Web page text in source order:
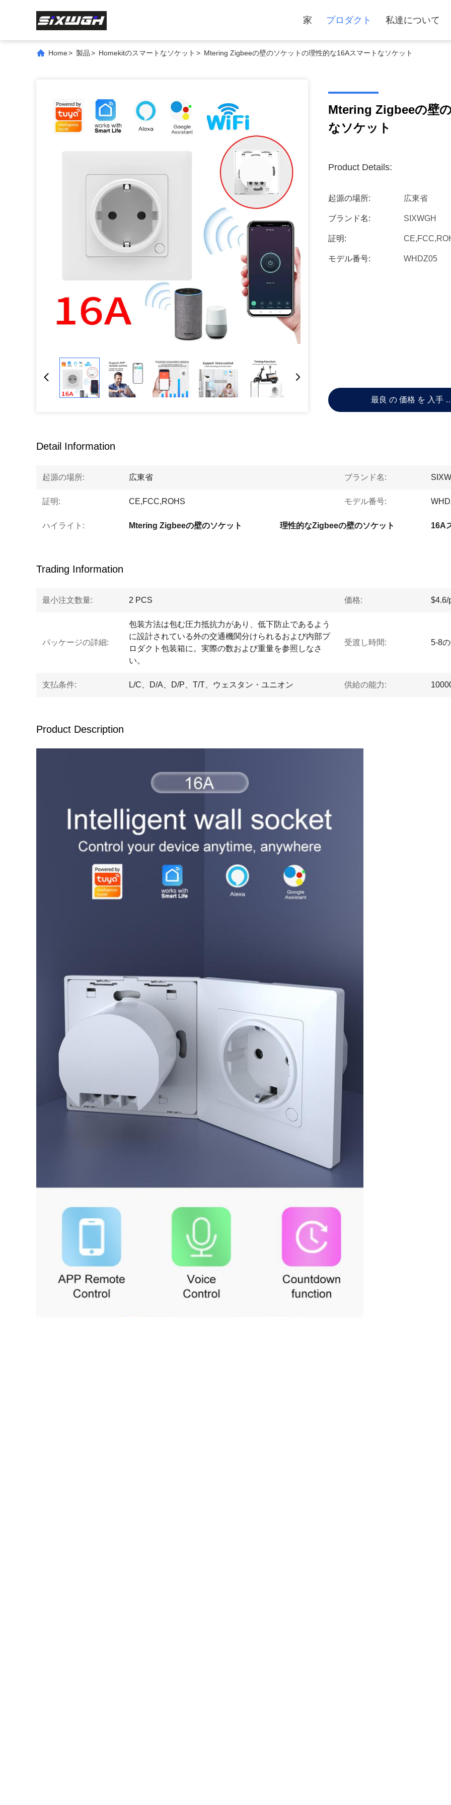
家 プロダクト 私達について
Home> 製品> Homekitのスマートなソケット > Mtering Zigbeeの壁のソケットの理性的な16Aスマートなソケット
Mtering Zigbeeの壁
なソケット
Product Details:
起源の場所: 広東省
ブランド名: SIXWGH
証明:
モデル番号: WHDZ05
最良 の 価格 を 入手
Detail Information
起源の場所: 広東省 ブランド名:
証明: CE,FCC,ROHS モデル番号:
ハイライト: Mtering Zigbeeの壁のソケット 理性的なZigbeeの壁のソケット 16A
Trading Information
最小注文数量: 2 PCS 価格: $4.6/
パッケージの詳細:
包装方法は包む圧力抵抗力があり、低下防止であるよう
に設計されている外の交通機関分けられるおよび内部プ
ロダクト包装箱に。実際の数および重量を参照しなさ
い。
受渡し時間: 5-8
支払条件: L/C、D/A、D/P、T/T、ウェスタン・ユニオン 供給の能力:
Product Description